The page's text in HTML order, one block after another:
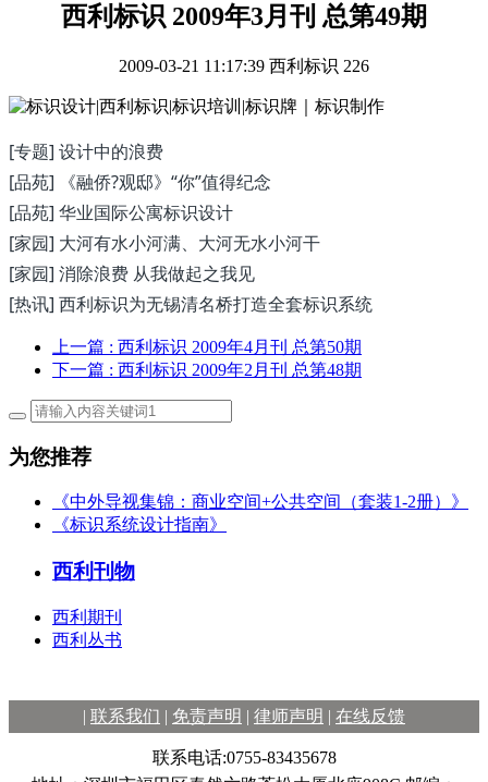
西利标识 2009年3月刊 总第49期
2009-03-21 11:17:39 西利标识 226
[专题] 设计中的浪费
[品苑] 《融侨?观邸》“你”值得纪念
[品苑] 华业国际公寓标识设计
[家园] 大河有水小河满、大河无水小河干
[家园] 消除浪费 从我做起之我见
[热讯] 西利标识为无锡清名桥打造全套标识系统
上一篇 : 西利标识 2009年4月刊 总第50期
下一篇 : 西利标识 2009年2月刊 总第48期
为您推荐
《中外导视集锦：商业空间+公共空间（套装1-2册）》
《标识系统设计指南》
西利刊物
西利期刊
西利丛书
| 联系我们 | 免责声明 | 律师声明 | 在线反馈
联系电话:0755-83435678